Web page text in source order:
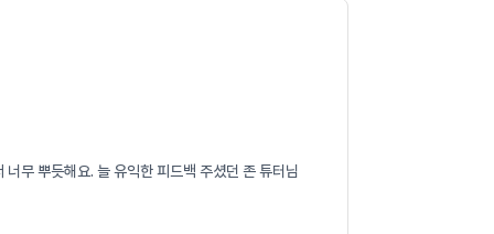
무 뿌듯해요. 늘 유익한 피드백 주셨던 존 튜터님